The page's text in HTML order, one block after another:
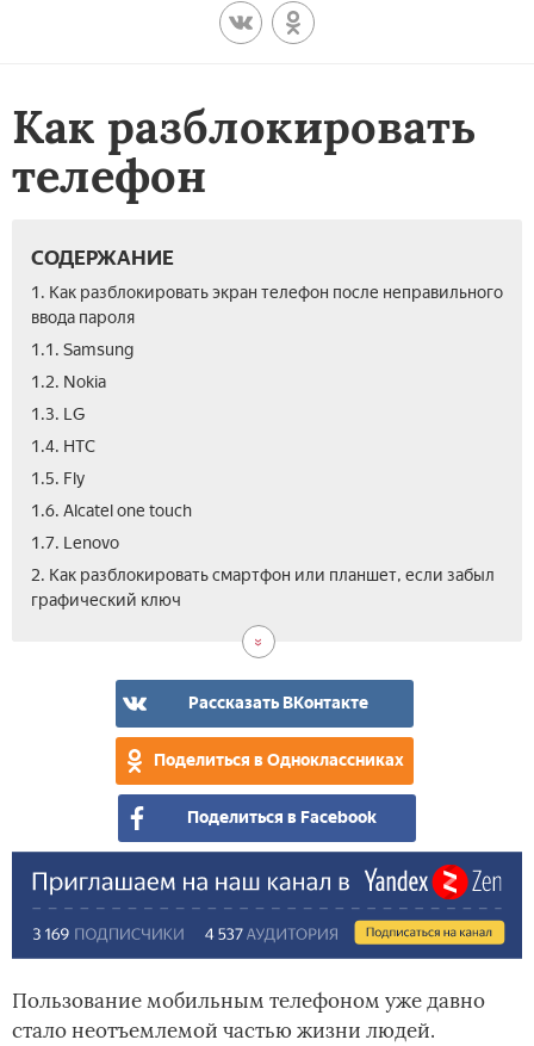
Как разблокировать
телефон
СОДЕРЖАНИЕ
1. Как разблокировать экран телефон после неправильного
ввода пароля
1.1. Samsung
1.2. Nokia
1.3. LG
1.4. HTC
1.5. Fly
1.6. Alcatel one touch
1.7. Lenovo
2. Как разблокировать смартфон или планшет, если забыл
графический ключ
Рассказать ВКонтакте
Поделиться в Одноклассниках
Поделиться в Facebook
Пользование мобильным телефоном уже давно
стало неотъемлемой частью жизни людей.